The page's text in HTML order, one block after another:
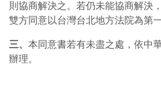
則協商解決之。若仍未能協商解決
雙方同意以台灣台北地方法院為第
三、 本同意書若有未盡之處，依中
辦理。